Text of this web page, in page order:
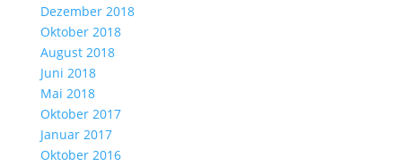
Dezember 2018
Oktober 2018
August 2018
Juni 2018
Mai 2018
Oktober 2017
Januar 2017
Oktober 2016